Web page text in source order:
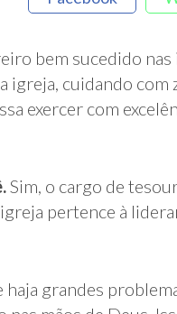
bem sucedido
igreja, cuidando com
exercer com
Sim, o cargo de
pertence à
haja grandes